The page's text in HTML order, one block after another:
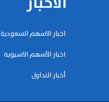
اخبار الاسهم السعودية
اخبار الأسهم الاسيوية
أخبار التداول